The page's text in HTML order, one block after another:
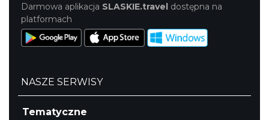
Darmowa aplikacja SLASKIE.travel dostępna na
platformach
NASZE SERWISY
Tematyczne